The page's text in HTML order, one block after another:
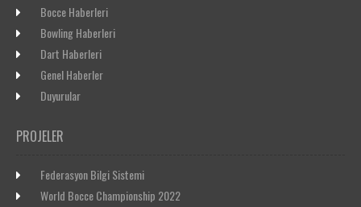
Bocce Haberleri
Bowling Haberleri
Dart Haberleri
Genel Haberler
Duyurular
PROJELER
Federasyon Bilgi Sistemi
World Bocce Championship 2022